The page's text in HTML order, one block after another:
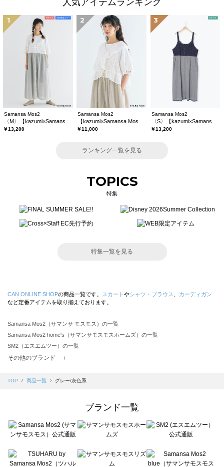
人気アイテムランキング
1
Samansa Mos2
￥13,200
2
Samansa Mos2
￥11,000
3
Samansa Mos2
￥13,200
ランキング一覧を見る
TOPICS
特集
特集一覧を見る
CAN ONLINE SHOPの商品一覧です。 スカート やシャツ・ブラウス
カーディガン
など定番アイテムを取り揃えております。
Samansa Mos2（サマンサ モスモス）の一覧
Samansa Mos2 home's（サマンサモスモスホームズ）の一覧
SM2（エスエムツー）の一覧
TSUHARU by Samansa Mos2（ツハルバイサマンサモスモス）の一覧
Samansa Mos2 blue（サマンサモスモス ブルー）の一覧
Te chichi（テチチ）の一覧
Te chichi CLASSIC（テチチ クラシック）の一覧
Lugnoncure（ルノンキュール）の一覧
その他のブランド ＋
TOP 商品一覧 グレー/灰色系
ブランド一覧